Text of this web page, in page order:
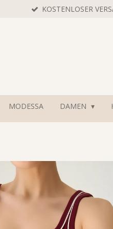
KOSTENLOSER
MODESSA DAMEN